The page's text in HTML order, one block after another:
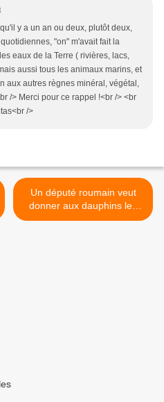
y a un an ou deux, plutôt deux,
"on" m'avait fait la
eaux de la Terre ( rivières, lacs,
aussi tous les animaux marins, et
aux autres règnes minéral, végétal,
/> Merci pour ce rappel !<br /> <br
/>
Un député roumain veut
donner aux dauphins les
mêmes droits qu’aux